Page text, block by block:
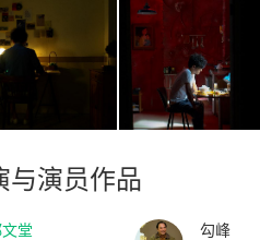
与演员作品
堂 勾峰